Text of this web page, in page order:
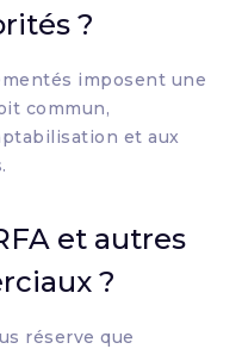
?
imposent une
commun,
et aux
et autres
?
réserve que